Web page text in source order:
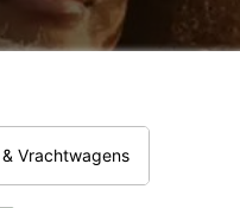
Vrachtwagens